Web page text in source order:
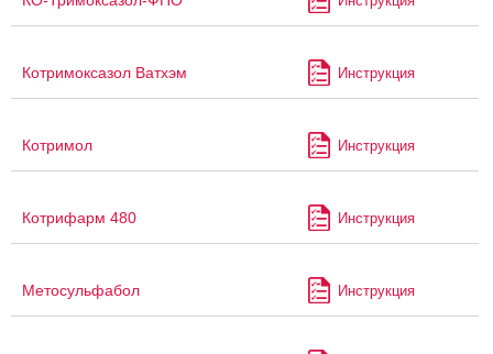
Котримоксазол Ватхэм Инструкция
Котримол Инструкция
Котрифарм 480 Инструкция
Метосульфабол Инструкция